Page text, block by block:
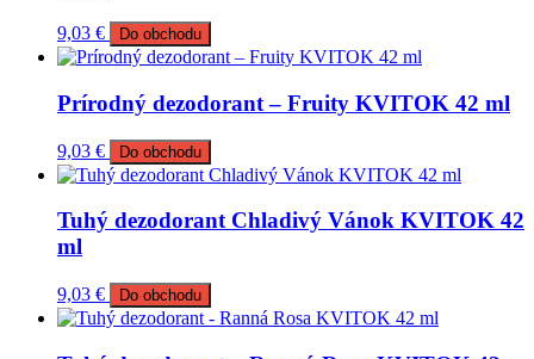
9,03 € Do obchodu
Prírodný dezodorant – Fruity KVITOK 42 ml
9,03 € Do obchodu
Tuhý dezodorant Chladivý Vánok KVITOK 42
ml
9,03 € Do obchodu